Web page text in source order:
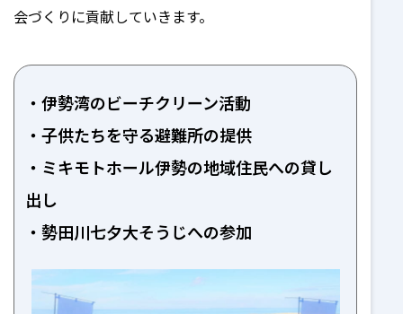
会づくりに貢献していきます。
伊勢湾のビーチクリーン活動
子供たちを守る避難所の提供
ミキモトホール伊勢の地域住民への貸し
出し
勢田川七夕大そうじへの参加